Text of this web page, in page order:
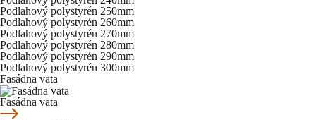
Podlahový polystyrén 250mm
Podlahový polystyrén 260mm
Podlahový polystyrén 270mm
Podlahový polystyrén 280mm
Podlahový polystyrén 290mm
Podlahový polystyrén 300mm
Fasádna vata
Fasádna vata